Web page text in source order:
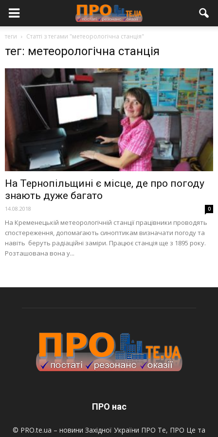
теги Статті з тегами "метеорологічна станція"
тег: метеорологічна станція
На Тернопільщині є місце, де про погоду
знають дуже багато
14.08.2018 0
На Кременецькій метеорологічній станції працівники проводять
спостереження, допомагають синоптикам визначати погоду та
навіть беруть радіаційні заміри. Працює станція ще з 1895 року.
Розташована вона у...
ПРО нас
© PRO.te.ua – новини Західної України ПРО Те, ПРО Це та